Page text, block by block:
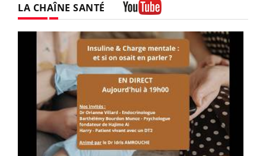
LA CHAÎNE SANTÉ